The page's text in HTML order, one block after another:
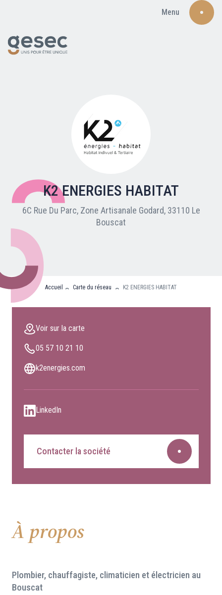
Menu
Nos adhérents
Carte du réseau
Nos partenaires
Clients professionnels
Blog
Nous rejoindre
K2 ENERGIES HABITAT
6C Rue Du Parc, Zone Artisanale Godard, 33110 Le
Bouscat
Accueil Carte du réseau K2 ENERGIES HABITAT
Voir sur la carte
05 57 10 21 10
k2energies.com
LinkedIn
Contacter la société
À propos
Plombier, chauffagiste, climaticien et électricien au
Bouscat